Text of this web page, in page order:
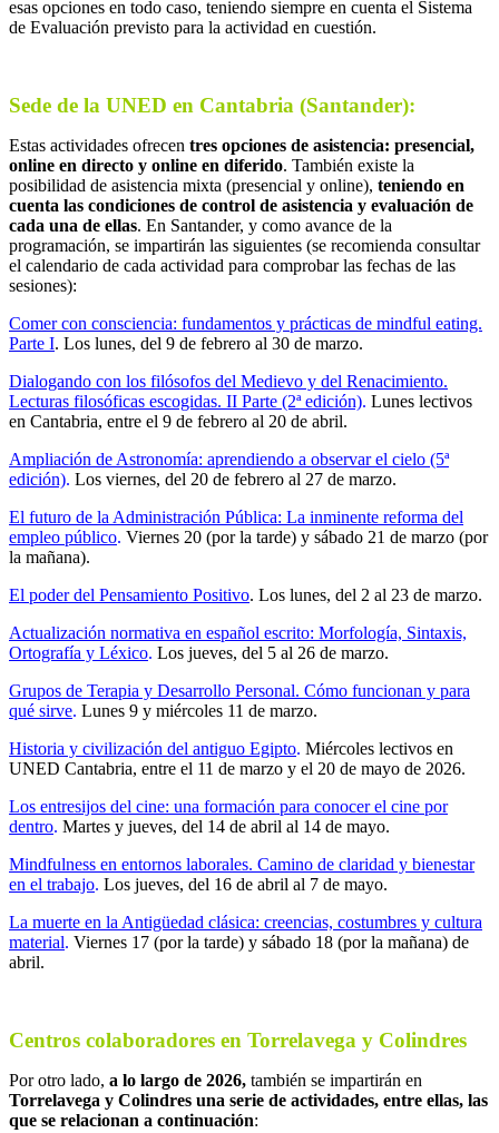
esas opciones en todo caso, teniendo siempre en cuenta el Sistema
de Evaluación previsto para la actividad en cuestión.
Sede de la UNED en Cantabria (Santander):
Estas actividades ofrecen tres opciones de asistencia: presencial,
online en directo y online en diferido. También existe la
posibilidad de asistencia mixta (presencial y online), teniendo en
cuenta las condiciones de control de asistencia y evaluación de
cada una de ellas. En Santander, y como avance de la
programación, se impartirán las siguientes (se recomienda consultar
el calendario de cada actividad para comprobar las fechas de las
sesiones):
Comer con consciencia: fundamentos y prácticas de mindful eating.
Parte I. Los lunes, del 9 de febrero al 30 de marzo.
Dialogando con los filósofos del Medievo y del Renacimiento.
Lecturas filosóficas escogidas. II Parte (2ª edición). Lunes lectivos
en Cantabria, entre el 9 de febrero al 20 de abril.
Ampliación de Astronomía: aprendiendo a observar el cielo (5ª
edición). Los viernes, del 20 de febrero al 27 de marzo.
El futuro de la Administración Pública: La inminente reforma del
empleo público. Viernes 20 (por la tarde) y sábado 21 de marzo (por
la mañana).
El poder del Pensamiento Positivo. Los lunes, del 2 al 23 de marzo.
Actualización normativa en español escrito: Morfología, Sintaxis,
Ortografía y Léxico. Los jueves, del 5 al 26 de marzo.
Grupos de Terapia y Desarrollo Personal. Cómo funcionan y para
qué sirve. Lunes 9 y miércoles 11 de marzo.
Historia y civilización del antiguo Egipto. Miércoles lectivos en
UNED Cantabria, entre el 11 de marzo y el 20 de mayo de 2026.
Los entresijos del cine: una formación para conocer el cine por
dentro. Martes y jueves, del 14 de abril al 14 de mayo.
Mindfulness en entornos laborales. Camino de claridad y bienestar
en el trabajo. Los jueves, del 16 de abril al 7 de mayo.
La muerte en la Antigüedad clásica: creencias, costumbres y cultura
material. Viernes 17 (por la tarde) y sábado 18 (por la mañana) de
abril.
Centros colaboradores en Torrelavega y Colindres
Por otro lado, a lo largo de 2026, también se impartirán en
Torrelavega y Colindres una serie de actividades, entre ellas, las
que se relacionan a continuación: